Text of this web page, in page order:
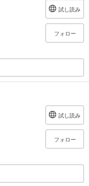
試し読み
フォロー
試し読み
フォロー